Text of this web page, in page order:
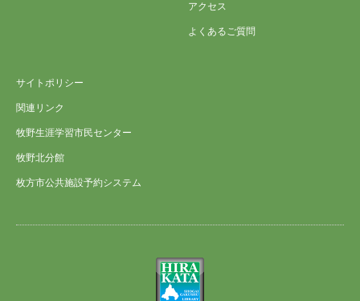
アクセス
よくあるご質問
サイトポリシー
関連リンク
牧野生涯学習市民センター
牧野北分館
枚方市公共施設予約システム